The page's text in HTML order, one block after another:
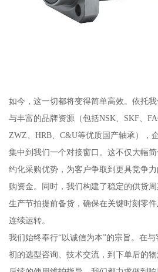
如今，这一切都将变得简单高效。依托
与丰富的品牌资源（包括NSK、SKF、
ZWZ、HRB、C&U等优质国产轴承），
集中到我们一个对接窗口。这不仅大幅
约化采购优势，为客户争取到更具竞争
购资金。同时，我们构建了稳定的供货
生产节拍提前备货，确保在关键时刻零
连续运转。
我们始终奉行“以诚信为本”的宗旨。在
初的选型咨询、技术交流，到下单后的